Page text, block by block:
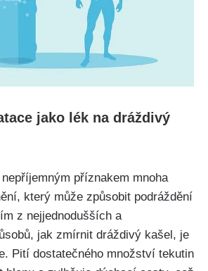
jako lék na dráždivý⁤
příznakem mnoha
který může ⁢způsobit podráždění
z nejjednodušších a
jak zmírnit dráždivý kašel, je​
Pití⁣ dostatečného‌ množství tekutin